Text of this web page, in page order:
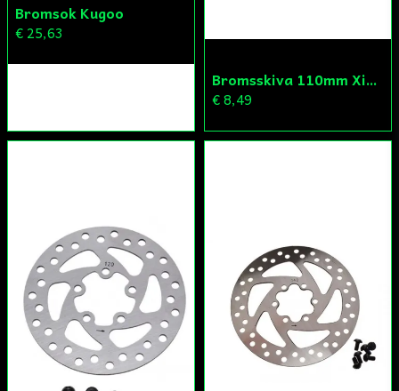
Bromsok Kugoo
€ 25,63
Bromsskiva 110mm Xiaomi
€ 8,49